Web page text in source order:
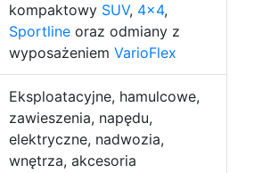
kompaktowy SUV, 4x4,
Sportline oraz odmiany z
wyposażeniem VarioFlex
Eksploatacyjne, hamulcowe,
zawieszenia, napędu,
elektryczne, nadwozia,
wnętrza, akcesoria